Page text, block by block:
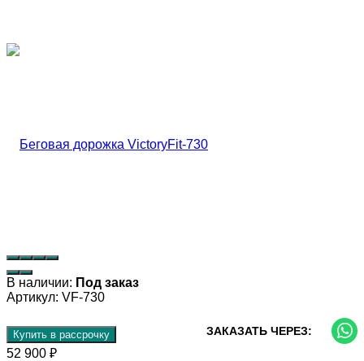
В наличии: Под заказ
Артикул: VF-730
Купить в рассрочку ЗАКАЗАТЬ ЧЕРЕЗ:
52 900 ₽